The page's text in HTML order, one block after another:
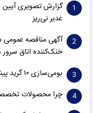
گزارش تصویری آیین
غدیر نی‌ریز
خنک‌کننده اتاق
بومی‌سازی ۱۰ گرید پیشرفته در فولاد مبارکه
چرا محصولات